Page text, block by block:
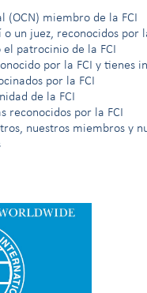
(OCN) miembro de la FCI
un juez, reconocidos por
patrocinio de la FCI
por la FCI y tienes
por la FCI
de la FCI
reconocidos por la FCI
nuestros miembros y
Ebtenyésztok
idioma(s)